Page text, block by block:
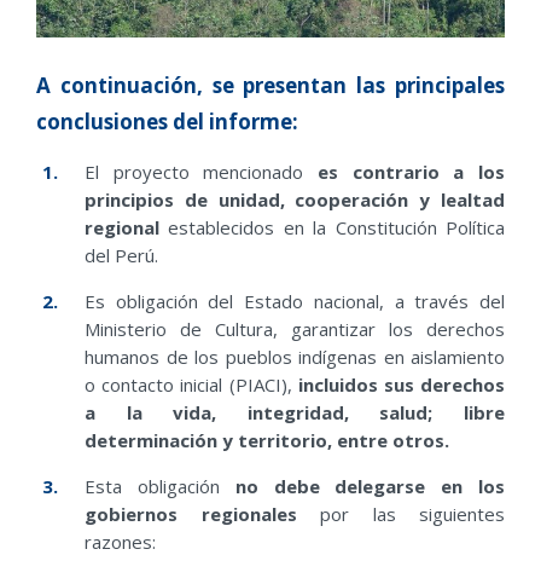
A continuación, se presentan las principales
conclusiones del informe:
El proyecto mencionado es contrario a los
principios de unidad, cooperación y lealtad
regional establecidos en la Constitución Política
del Perú.
Es obligación del Estado nacional, a través del
Ministerio de Cultura, garantizar los derechos
humanos de los pueblos indígenas en aislamiento
o contacto inicial (PIACI), incluidos sus derechos
a la vida, integridad, salud; libre
determinación y territorio, entre otros.
Esta obligación no debe delegarse en los
gobiernos regionales por las siguientes
razones: